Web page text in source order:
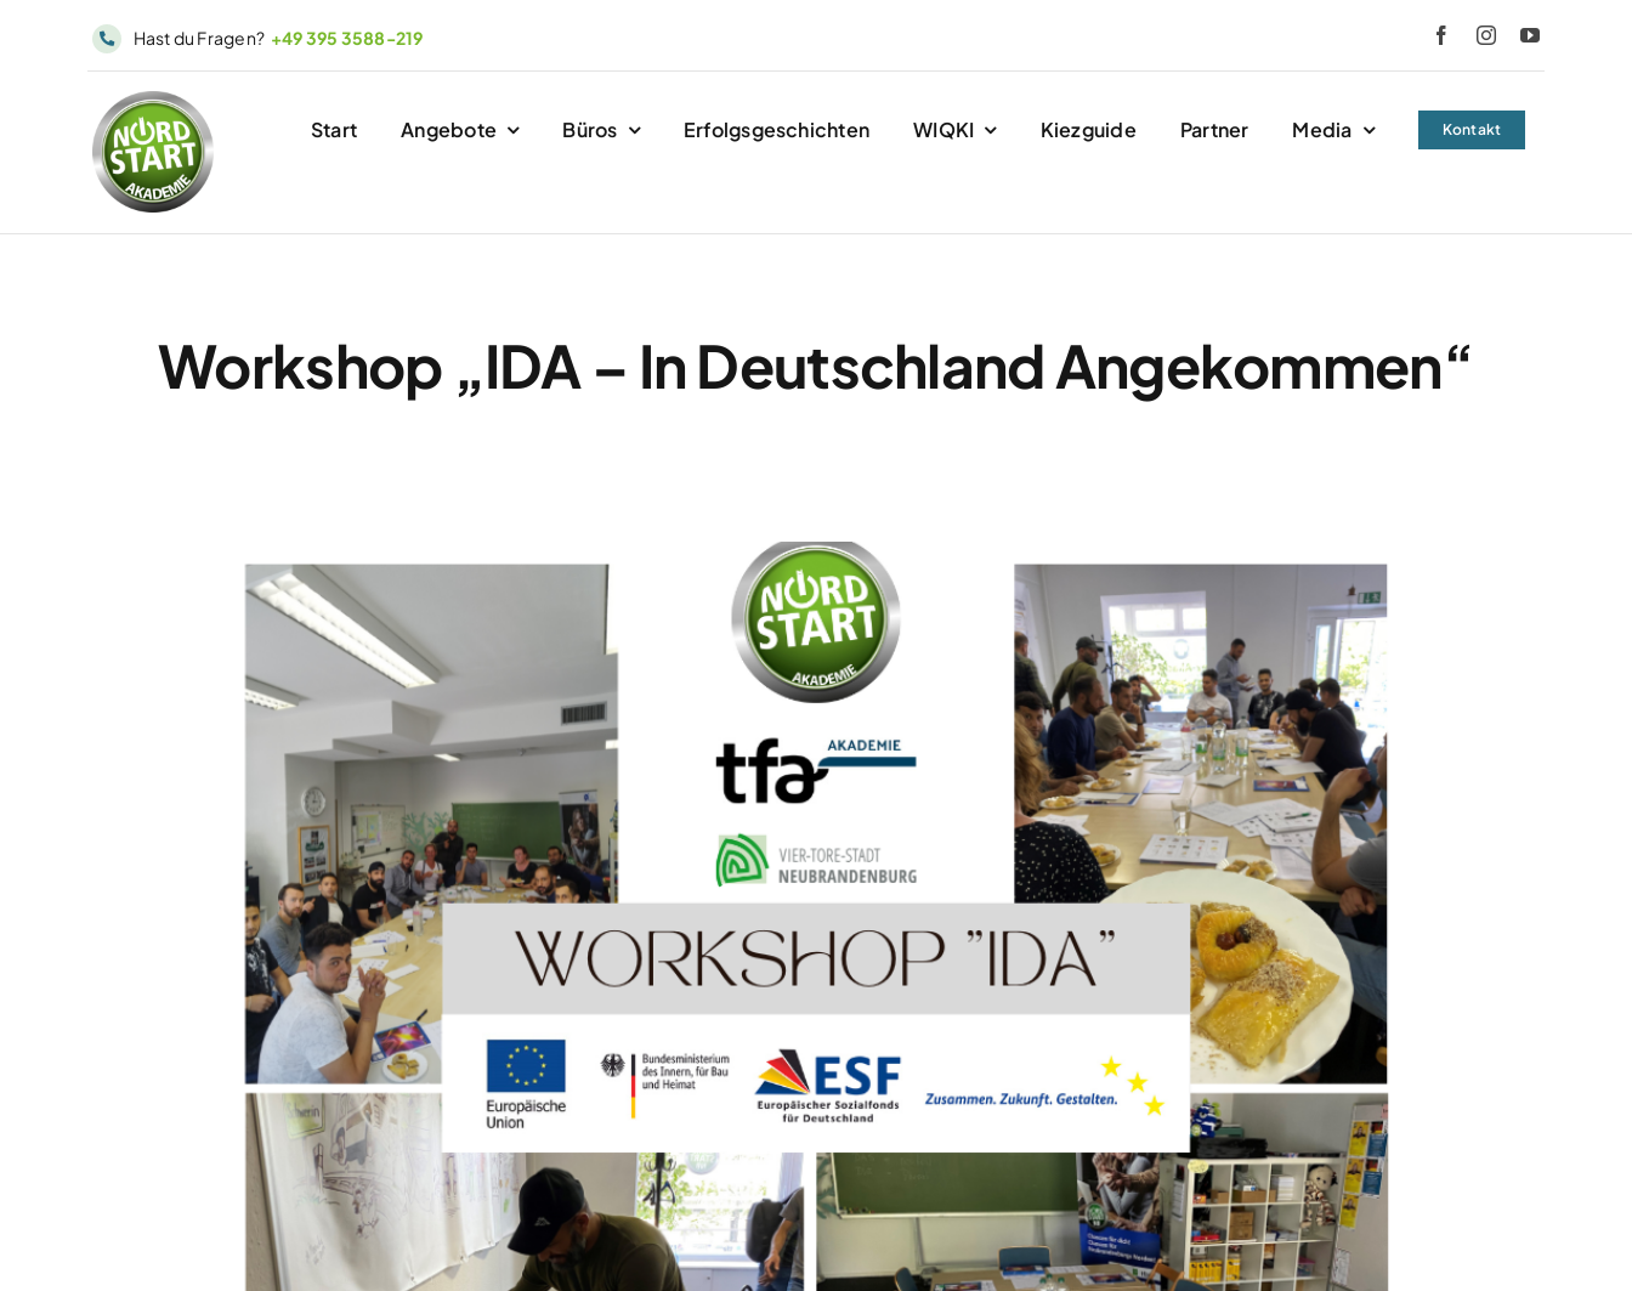
Hast du Fragen? +49 395 3588-219
Start Angebote Büros Erfolgsgeschichten WIQKI Kiezguide Partner Media Kontakt
Workshop „IDA – In Deutschland Angekommen“